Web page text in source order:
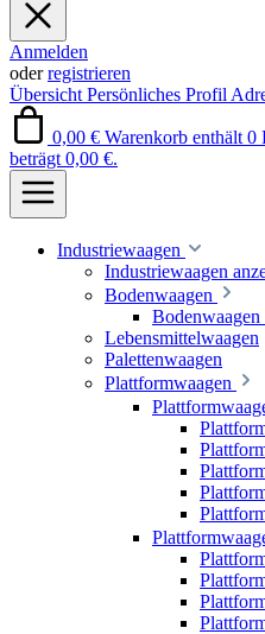
Anmelden
oderregistrieren
Übersicht Persönliches Profil
0,00 € Warenkorb enthält 0
beträgt 0,00 €.
Industriewaagen
Industriewaagen
Bodenwaagen
Lebensmittelwaagen
Palettenwaagen
Plattformwaagen